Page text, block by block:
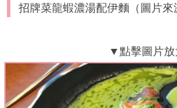
招牌菜龍蝦濃湯配伊麵（圖片來